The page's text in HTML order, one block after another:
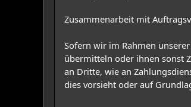
Zusammenarbeit mit
Sofern wir im Rahmen
übermitteln oder ihnen sonst
an Dritte, wie an
dies vorsieht oder auf